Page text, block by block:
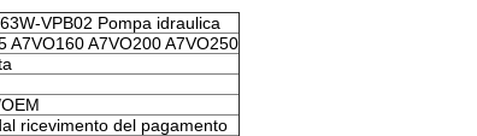
VPB02 Pompa idraulica
A7VO160 A7VO200 A7VO250
ricevimento del pagamento